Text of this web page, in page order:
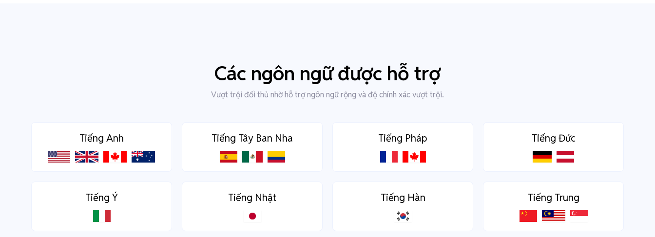
Các ngôn ngữ được hỗ trợ
Vượt trội đối thủ nhờ hỗ trợ ngôn ngữ rộng và độ chính xác vượt trội.
Tiếng Anh Tiếng Tây Ban Nha Tiếng Pháp Tiếng Đức
Tiếng Ý Tiếng Nhật Tiếng Hàn Tiếng Trung